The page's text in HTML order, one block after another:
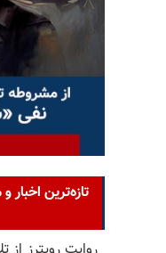
تازه‌ترین اخبار